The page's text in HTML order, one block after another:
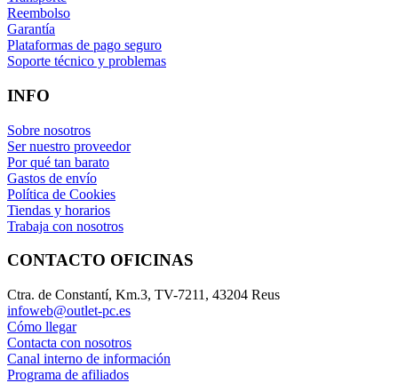
Reembolso
Garantía
Plataformas de pago seguro
Soporte técnico y problemas
INFO
Sobre nosotros
Ser nuestro proveedor
Por qué tan barato
Gastos de envío
Política de Cookies
Tiendas y horarios
Trabaja con nosotros
CONTACTO OFICINAS
Ctra. de Constantí, Km.3, TV-7211, 43204 Reus
infoweb@outlet-pc.es
Cómo llegar
Contacta con nosotros
Canal interno de información
Programa de afiliados